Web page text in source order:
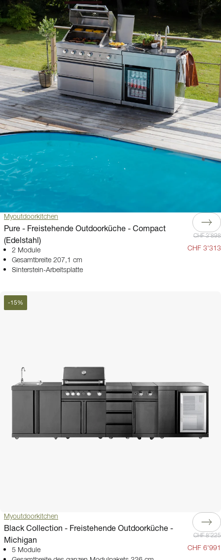
Myoutdoorkitchen
Pure - Freistehende Outdoorküche - Compact
(Edelstahl)
2 Module
Gesamtbreite 207,1 cm
Sinterstein-Arbeitsplatte
CHF 3'898
CHF 3'313
-15%
Myoutdoorkitchen
Black Collection - Freistehende Outdoorküche -
Michigan
5 Module
CHF 8'225
CHF 6'991